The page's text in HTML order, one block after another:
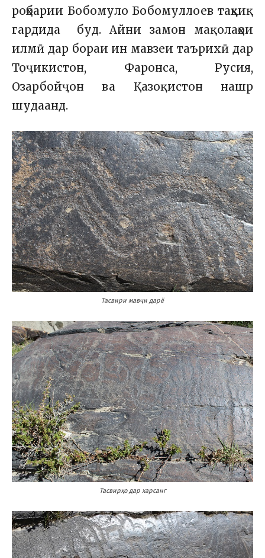
роҳбарии Бобомуло Бобомуллоев таҳқиқ
гардида буд. Айни замон мақолаҳои
илмӣ дар бораи ин мавзеи таърихӣ дар
Тоҷикистон, Фаронса, Русия,
Озарбойҷон ва Қазоқистон нашр
шудаанд.
Тасвири мавҷи дарё
Тасвирҳо дар харсанг